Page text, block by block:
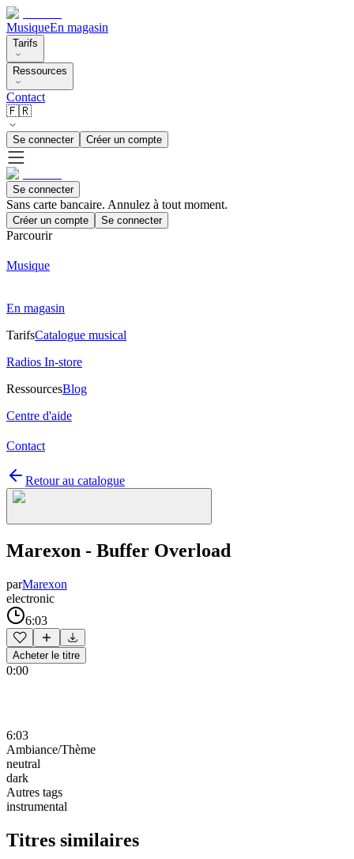
MusiqueEn magasin
Tarifs
Ressources
Contact
🇫🇷
Se connecter Créer un compte
Se connecter
Sans carte bancaire. Annulez à tout moment.
Créer un compte Se connecter
Parcourir
Musique
En magasin
TarifsCatalogue musical
Radios In-store
RessourcesBlog
Centre d'aide
Contact
Retour au catalogue
Marexon - Buffer Overload
parMarexon
electronic
6:03
Acheter le titre
0:00
6:03
Ambiance/Thème
neutral
dark
Autres tags
instrumental
Titres similaires